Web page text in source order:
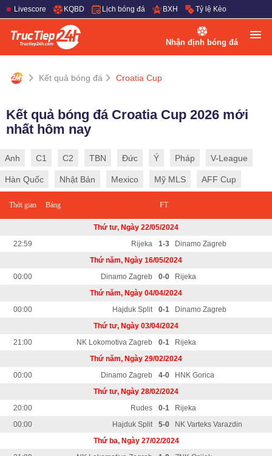
Livescore KQBD Lịch bóng đá BXH Tỷ lệ Kèo
Nhận định bóng đá
Kết quả bóng đá Croatia Cup
Kết quả bóng đá Croatia Cup 2026 mới
nhất hôm nay
Anh C1 C2 TBN Đức Ý Pháp V-League
Hàn Quốc Nhật Bản Mexico Mỹ MLS AFF Cup
Thời gian Bảng FT
Thứ tư, Ngày 22/05/2024
22:59
Rijeka 1-3
Dinamo Zagreb
Thứ năm, Ngày 16/05/2024
00:00
Dinamo Zagreb 0-0
Rijeka
Thứ năm, Ngày 04/04/2024
00:00
Hajduk Split 0-1
Dinamo Zagreb
Thứ tư, Ngày 03/04/2024
21:00
NK Lokomotiva Zagreb 0-1
Rijeka
Thứ năm, Ngày 29/02/2024
00:00
Dinamo Zagreb 4-0
HNK Gorica
Thứ tư, Ngày 28/02/2024
20:00
Rudes 0-1
Rijeka
00:00
Hajduk Split 5-0
NK Varteks Varazdin
Thứ ba, Ngày 27/02/2024